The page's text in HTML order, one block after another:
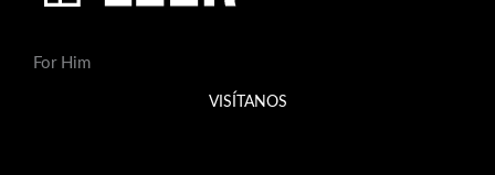
For Him
VISÍTANOS